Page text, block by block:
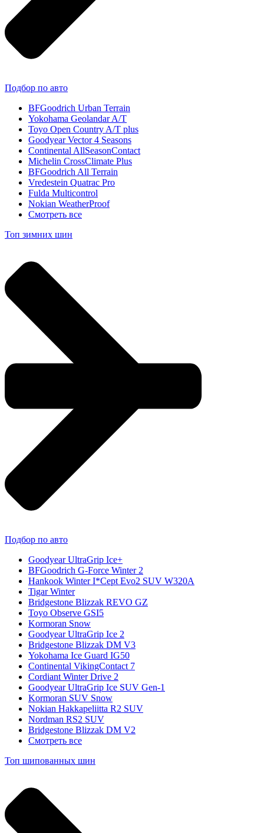
Подбор по авто
BFGoodrich Urban Terrain
Yokohama Geolandar A/T
Toyo Open Country A/T plus
Goodyear Vector 4 Seasons
Continental AllSeasonContact
Michelin CrossClimate Plus
BFGoodrich All Terrain
Vredestein Quatrac Pro
Fulda Multicontrol
Nokian WeatherProof
Смотреть все
Топ зимних шин
Подбор по авто
Goodyear UltraGrip Ice+
BFGoodrich G-Force Winter 2
Hankook Winter I*Cept Evo2 SUV W320A
Tigar Winter
Bridgestone Blizzak REVO GZ
Toyo Observe GSI5
Kormoran Snow
Goodyear UltraGrip Ice 2
Bridgestone Blizzak DM V3
Yokohama Ice Guard IG50
Continental VikingContact 7
Cordiant Winter Drive 2
Goodyear UltraGrip Ice SUV Gen-1
Kormoran SUV Snow
Nokian Hakkapeliitta R2 SUV
Nordman RS2 SUV
Bridgestone Blizzak DM V2
Смотреть все
Топ шипованных шин